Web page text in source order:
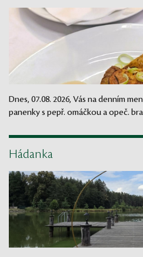
Dnes, 07.08. 2026, Vás na denním
panenky s pepř. omáčkou a opeč.
Hádanka